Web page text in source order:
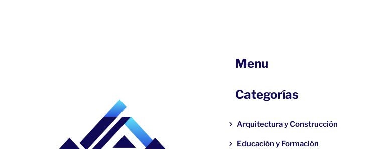
Menu
Categorías
Arquitectura y Construcción
Educación y Formación